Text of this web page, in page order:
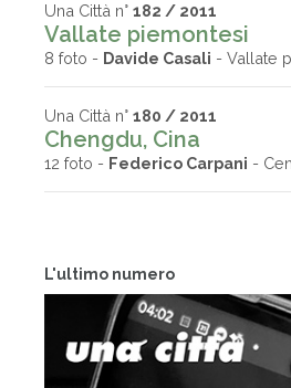
L'ultimo numero
Una Città n° 182 / 2011
Vallate piemontesi
8 foto - Davide Casali - Vallate
Una Città n° 180 / 2011
Chengdu, Cina
12 foto - Federico Carpani -